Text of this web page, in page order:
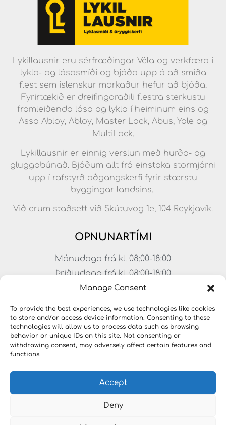
Manage Consent
To provide the best experiences, we use technologies like cookies
to store and/or access device information. Consenting to these
technologies will allow us to process data such as browsing
behavior or unique IDs on this site. Not consenting or
withdrawing consent, may adversely affect certain features and
functions.
Accept
Deny
Lykillausnir eru sérfræðingar Véla og verkfæra í
lykla- og lásasmíði og bjóða upp á að smíða
flest sem íslenskur markaður hefur að bjóða.
Fyrirtækið er dreifingaraðili flestra sterkustu
framleiðenda lása og lykla í heiminum eins og
Assa Abloy, Abloy, Master Lock, Abus, Yale og
MultiLock.
Lykillausnir er einnig verslun með hurða- og
gluggabúnað. Bjóðum allt frá einstaka stormjárni
upp í rafstyrð aðgangskerfi fyrir stærstu
byggingar landsins.
Við erum staðsett við Skútuvog 1e, 104 Reykjavík.
OPNUNARTÍMI
Mánudaga frá kl. 08:00-18:00
Þriðjudaga frá kl. 08:00-18:00
Miðvikudaga frá kl. 08:00-18:00
Föstudaga frá kl. 08:00-17:00
Laugardagar frá kl. 11:00-15:00